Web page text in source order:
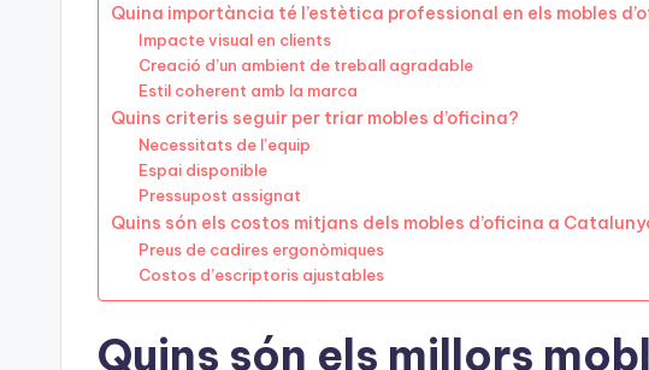
Quina importància té l’estètica professional en els mobles
Impacte visual en clients
Creació d’un ambient de treball agradable
Estil coherent amb la marca
Quins criteris seguir per triar mobles d’oficina?
Necessitats de l’equip
Espai disponible
Pressupost assignat
Quins són els costos mitjans dels mobles d’oficina a
Preus de cadires ergonòmiques
Costos d’escriptoris ajustables
Quins són els millors